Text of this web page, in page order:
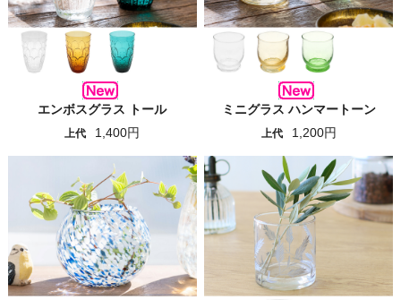
エンボスグラス トール
上代 1,400円
ミニグラス ハンマートーン
上代 1,200円